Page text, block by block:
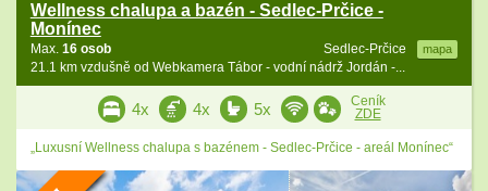
Wellness chalupa a bazén - Sedlec-Prčice -
Monínec
Sedlec-Prčice mapa
Max. 16 osob
21.1 km vzdušně od Webkamera Tábor - vodní nádrž Jordán -...
4x 4x 5x
Ceník
ZDE
„Luxusní Wellness chalupa s bazénem - Sedlec-Prčice - areál Monínec“